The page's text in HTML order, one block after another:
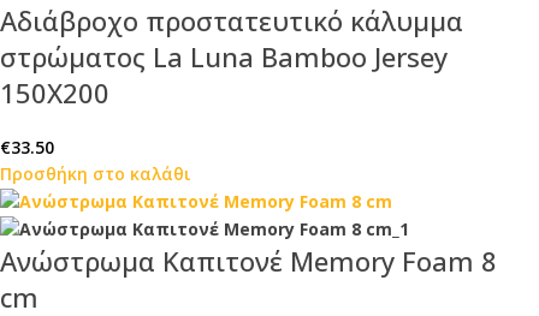
Αδιάβροχο προστατευτικό κάλυμμα
στρώματος La Luna Bamboo Jersey
150Χ200
€33.50
Προσθήκη στο καλάθι
Ανώστρωμα Καπιτονέ Memory Foam 8
cm